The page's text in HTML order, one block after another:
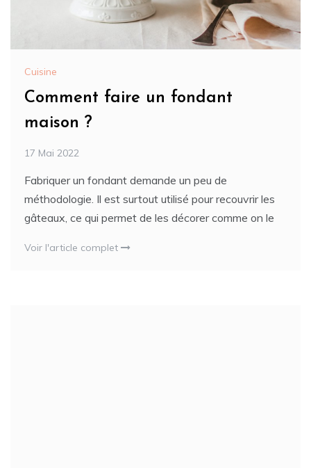
Cuisine
Comment faire un fondant
maison ?
17 Mai 2022
Fabriquer un fondant demande un peu de
méthodologie. Il est surtout utilisé pour recouvrir les
gâteaux, ce qui permet de les décorer comme on le
Voir l'article complet